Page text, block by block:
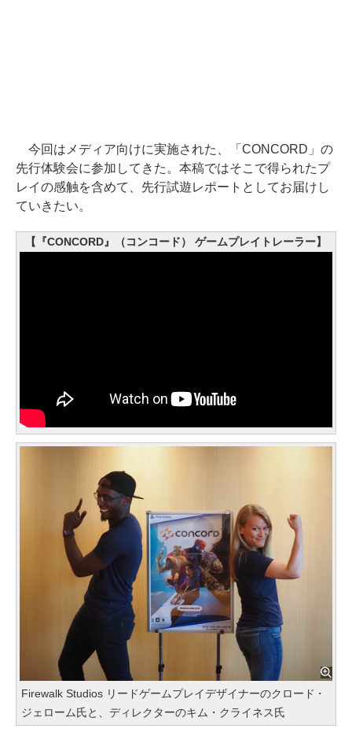
今回はメディア向けに実施された、「CONCORD」の
先行体験会に参加してきた。本稿ではそこで得られたプ
レイの感触を含めて、先行試遊レポートとしてお届けし
ていきたい。
【『CONCORD』（コンコード） ゲームプレイトレーラー】
Firewalk Studios リードゲームプレイデザイナーのクロード・
ジェローム氏と、ディレクターのキム・クライネス氏